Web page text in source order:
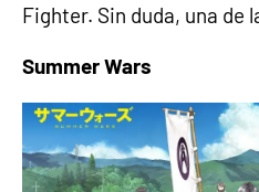
Fighter. Sin duda, una de
Summer Wars